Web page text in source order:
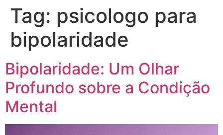
Tag: psicologo para
bipolaridade
Bipolaridade: Um Olhar
Profundo sobre a Condição
Mental